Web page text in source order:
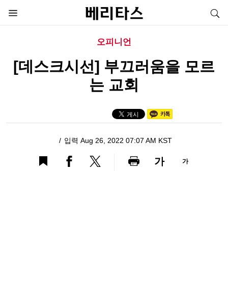
오피니언
[데스크시선] 부끄러움을 모르
는 교회
입력 Aug 26, 2022 07:07 AM KST
가 가